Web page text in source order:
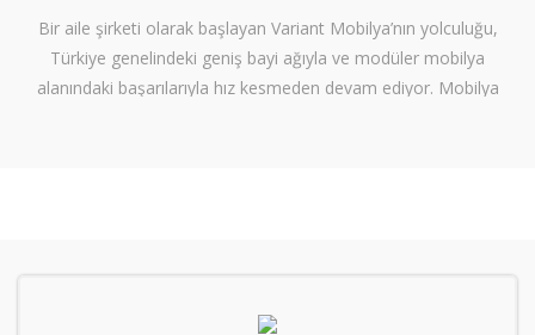
Bir aile şirketi olarak başlayan Variant Mobilya’nın yolculuğu,
Türkiye genelindeki geniş bayi ağıyla ve modüler mobilya
alanındaki başarılarıyla hız kesmeden devam ediyor. Mobilya
tepelere çıkarıyoruz. Kanserojen içermeyen materyallerle üretilen